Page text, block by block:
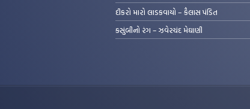
દીકરો મારો લાડકવાયો – કૈલાસ પંડિત
કસુંબીનો રંગ – ઝવેરચંદ મેઘાણી